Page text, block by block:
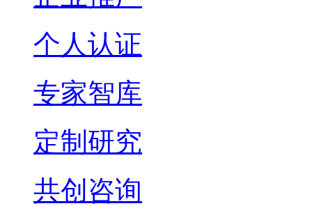
个人认证
专家智库
定制研究
共创咨询